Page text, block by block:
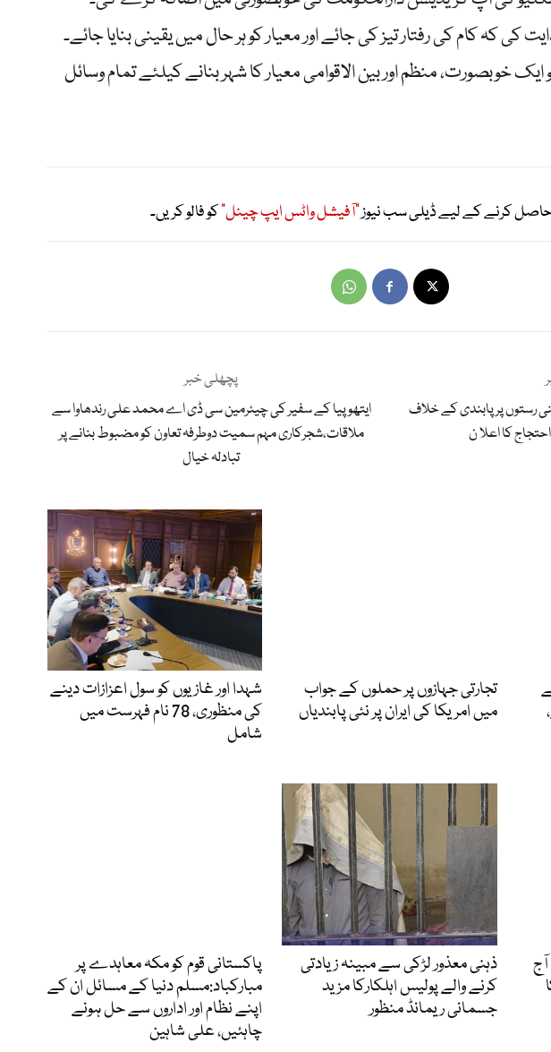
کہ کام کی رفتار تیز کی جائے اور معیار کو ہر حال میں یقینی بنایا جائے۔
ایک خوبصورت، منظم اور بین الاقوامی معیار کا شہر بنانے کیلئے تمام وسائل
کرنے کے لیے ڈیلی سب نیوز"آفیشل واٹس ایپ چینل"کو فالو کریں۔
پچھلی خبر
ایتھوپیا کے سفیر کی چیئرمین سی ڈی اے محمد علی رندھاوا سے
ملاقات،شجرکاری مہم سمیت دوطرفہ تعاون کو مضبوط بنانے پر
تبادلہ خیال
رستوں پر پابندی کے خلاف
کا اعلا ن
شہدا اور غازیوں کو سول اعزازات دینے
کی منظوری، 78 نام فہرست میں
شامل
تجارتی جہازوں پر حملوں کے جواب
میں امریکا کی ایران پر نئی پابندیاں
پاکستانی قوم کو مکہ معاہدے پر
مبارکباد:مسلم دنیا کے مسائل ان کے
اپنے نظام اور اداروں سے حل ہونے
چاہئیں، علی شاہین
ذہنی معذور لڑکی سے مبینہ زیادتی
کرنے والے پولیس اہلکارکا مزید
جسمانی ریمانڈ منظور
آج